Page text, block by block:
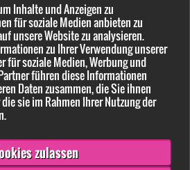
Inhalte und Anzeigen zu
für soziale Medien anbieten zu
unsere Website zu analysieren.
zu Ihrer Verwendung unserer
für soziale Medien, Werbung und
führen diese Informationen
Daten zusammen, die Sie ihnen
sie im Rahmen Ihrer Nutzung der
zulassen
Pflichtfelder sind mit * markiert
.